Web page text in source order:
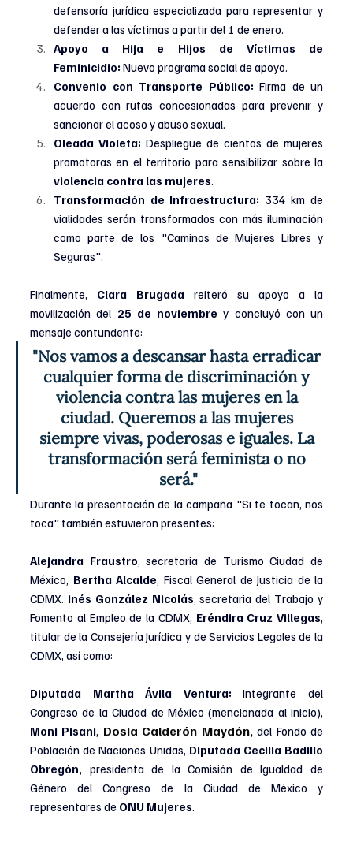
defensoría jurídica especializada para representar y
defender a las víctimas a partir del 1 de enero.
Apoyo a Hija e Hijos de Víctimas de
Feminicidio: Nuevo programa social de apoyo.
Convenio con Transporte Público: Firma de un
acuerdo con rutas concesionadas para prevenir y
sancionar el acoso y abuso sexual.
Oleada Violeta: Despliegue de cientos de mujeres
violencia contra las mujeres.
Transformación de Infraestructura: 334 km de
vialidades serán transformados con más iluminación
como parte de los "Caminos de Mujeres Libres y
Seguras".
Finalmente, Clara Brugada reiteró su apoyo a la
movilización del 25 de noviembre y concluyó con un
mensaje contundente:
"Nos vamos a descansar hasta erradicar
cualquier forma de discriminación y
violencia contra las mujeres en la
ciudad. Queremos a las mujeres
siempre vivas, poderosas e iguales. La
transformación será feminista o no
será."
Durante la presentación de la campaña "Si te tocan, nos
toca" también estuvieron presentes:
Alejandra Fraustro, secretaria de Turismo Ciudad de
México, Bertha Alcalde, Fiscal General de Justicia de la
CDMX. inés González Nicolás, secretaria del Trabajo y
Fomento al Empleo de la CDMX, Eréndira Cruz Villegas,
titular de la Consejería Jurídica y de Servicios Legales de la
CDMX, así como:
Diputada Martha Ávila Ventura: Integrante del
Moni Pisani, Dosia Calderón Maydón, del Fondo de
Población de Naciones Unidas, Diputada Cecilia Badillo
Obregón, presidenta de la Comisión de Igualdad de
Género del Congreso de la Ciudad de México y
representares de ONU Mujeres.